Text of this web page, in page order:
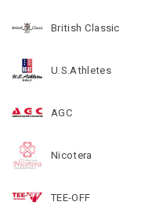
British Classic
U.S.Athletes
AGC
Nicotera
TEE-OFF